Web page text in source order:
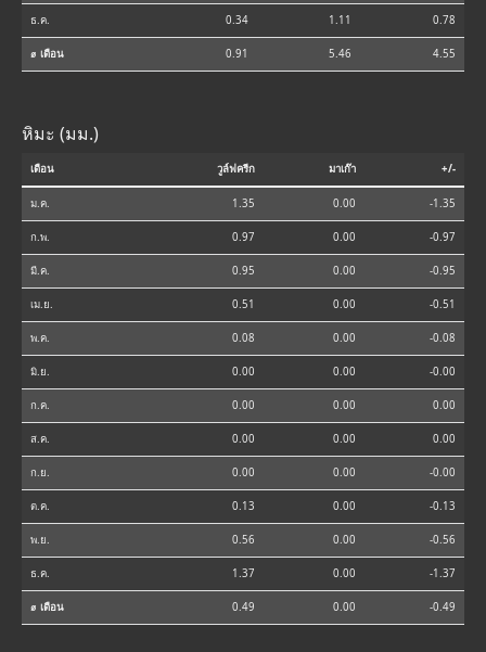
ธ.ค. 0.34 1.11 0.78
⌀ เดือน 0.91 5.46 4.55
หิมะ (มม.)
เดือน วูล์ฟครีก มาเก๊า +/-
ม.ค. 1.35 0.00 -1.35
ก.พ. 0.97 0.00 -0.97
มี.ค. 0.95 0.00 -0.95
เม.ย. 0.51 0.00 -0.51
พ.ค. 0.08 0.00 -0.08
มิ.ย. 0.00 0.00 -0.00
ก.ค. 0.00 0.00 0.00
ส.ค. 0.00 0.00 0.00
ก.ย. 0.00 0.00 -0.00
ต.ค. 0.13 0.00 -0.13
พ.ย. 0.56 0.00 -0.56
ธ.ค. 1.37 0.00 -1.37
⌀ เดือน 0.49 0.00 -0.49